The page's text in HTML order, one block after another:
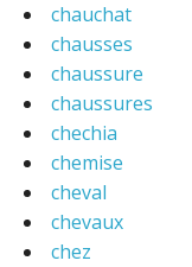
chauchat
chausses
chaussure
chaussures
chechia
chemise
cheval
chevaux
chez